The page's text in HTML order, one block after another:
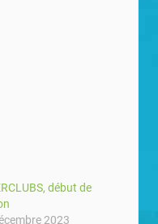
début de
2023